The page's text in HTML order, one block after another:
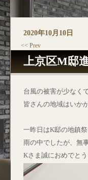
2020年10月10日
<< Prev
上京区M邸
台風の被害が少なく
皆さんの地域はいか
一昨日はK邸の地鎮祭
雨の中でしたが、無
Kさま誠におめでとう